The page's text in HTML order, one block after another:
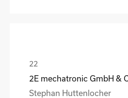
2E mechatronic GmbH &
Stephan Huttenlocher